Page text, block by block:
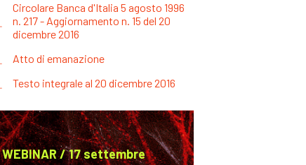
Circolare Banca d'Italia 5 agosto 1996
n. 217 - Aggiornamento n. 15 del 20
dicembre 2016
Atto di emanazione
Testo integrale al 20 dicembre 2016
WEBINAR / 17 settembre